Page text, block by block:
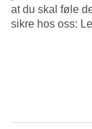
Reisende
at du skal føle
sikre hos oss: